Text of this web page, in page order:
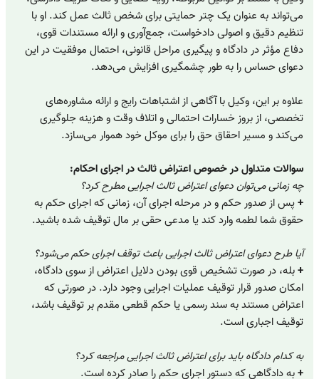
می‌تواند به عنوان یک چتر حمایتی برای شخص ثالث عمل کند. او با
تنظیم دقیق و اصولی دادخواست، جمع‌آوری و ارائه مستندات قوی،
دفاع مؤثر در دادگاه و پیگیری مراحل قانونی، احتمال موفقیت در این
دعوای حساس را به طور چشمگیری افزایش می‌دهد.
علاوه بر این، وکیل با آگاهی از اشتباهات رایج و ارائه مشاوره‌های
تخصصی، از بروز خسارات احتمالی و اتلاف وقت و هزینه جلوگیری
می‌کند و مسیر احقاق حق را برای موکل خود هموار می‌سازد.
سوالات متداول در خصوص اعتراض ثالث در اجرای احکام:
چه زمانی می‌توان دعوای اعتراض ثالث اجرایی مطرح کرد؟
+پس از صدور حکم و در مرحله اجرای آن، زمانی که اجرای حکم به
حقوق شما لطمه وارد کند یا مدعی حقی بر مال توقیف شده باشید.
آیا طرح دعوای اعتراض ثالث اجرایی باعث توقف اجرای حکم می‌شود؟
+بله، در صورت تشخیص قوی بودن دلایل اعتراض از سوی دادگاه،
امکان صدور قرار توقیف عملیات اجرایی وجود دارد. در صورتی که
اعتراض مستند به سند رسمی یا حکم قطعی مقدم بر توقیف باشد،
توقیف اجباری است.
به کدام دادگاه باید برای اعتراض ثالث اجرایی مراجعه کرد؟
+به دادگاهی که دستور اجرای حکم را صادر کرده است.